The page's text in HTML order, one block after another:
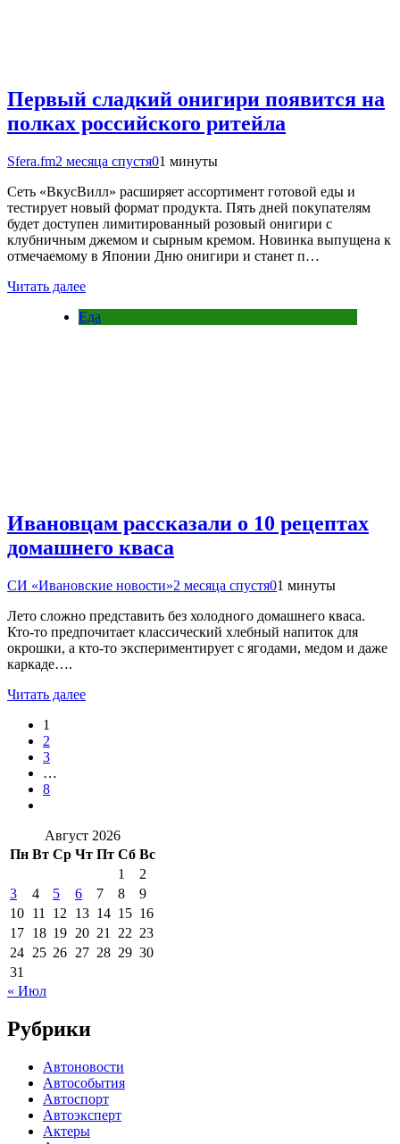
Первый сладкий онигири появится на
полках российского ритейла
Sfera.fm2 месяца спустя01 минуты
Сеть «ВкусВилл» расширяет ассортимент готовой еды и
тестирует новый формат продукта. Пять дней покупателям
будет доступен лимитированный розовый онигири с
клубничным джемом и сырным кремом. Новинка выпущена к
отмечаемому в Японии Дню онигири и станет п…
Читать далее
Еда
Ивановцам рассказали о 10 рецептах
домашнего кваса
СИ «Ивановские новости»2 месяца спустя01 минуты
Лето сложно представить без холодного домашнего кваса.
Кто-то предпочитает классический хлебный напиток для
окрошки, а кто-то экспериментирует с ягодами, медом и даже
каркаде….
Читать далее
1
2
3
…
8
Август 2026
Пн Вт Ср Чт Пт Сб Вс
1
2
3
4 5 6 7 8
9
10 11 12 13 14 15 16
17 18 19 20 21 22 23
24 25 26 27 28 29 30
31
« Июл
Рубрики
Автоновости
Автособытия
Автоспорт
Автоэксперт
Актеры